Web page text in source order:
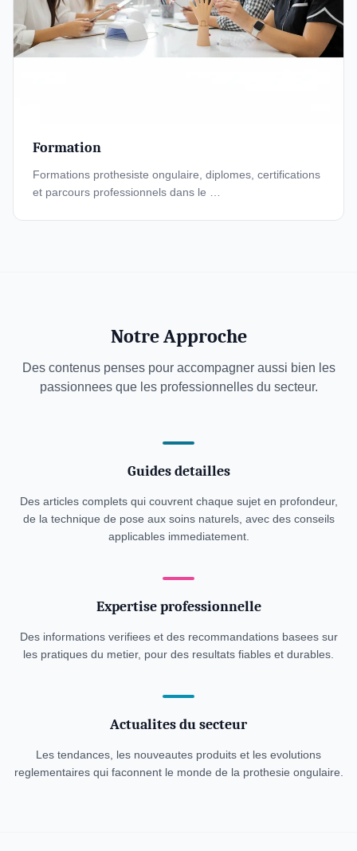
Formation
Formations prothesiste ongulaire, diplomes, certifications
et parcours professionnels dans le …
Notre Approche
Des contenus penses pour accompagner aussi bien les
passionnees que les professionnelles du secteur.
Guides detailles
Des articles complets qui couvrent chaque sujet en profondeur,
de la technique de pose aux soins naturels, avec des conseils
applicables immediatement.
Expertise professionnelle
Des informations verifiees et des recommandations basees sur
les pratiques du metier, pour des resultats fiables et durables.
Actualites du secteur
Les tendances, les nouveautes produits et les evolutions
reglementaires qui faconnent le monde de la prothesie ongulaire.